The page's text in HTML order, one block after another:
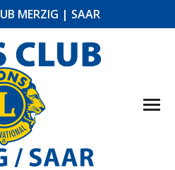
MERZIG | SAAR